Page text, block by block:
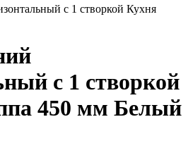
с 1 створкой Кухня
с 1 створкой
450 мм Белый